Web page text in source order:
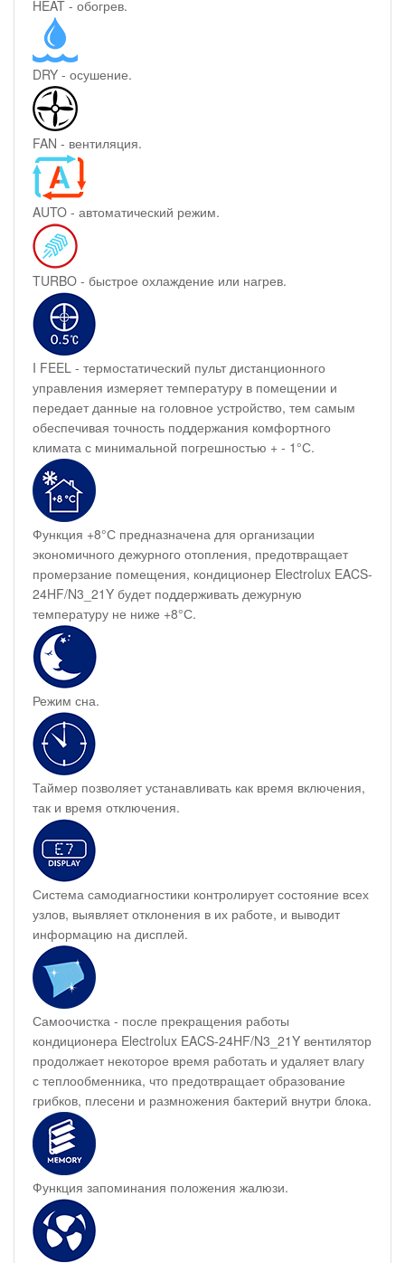
HEAT - обогрев.
DRY - осушение.
FAN - вентиляция.
AUTO - автоматический режим.
TURBO - быстрое охлаждение или нагрев.
I FEEL - термостатический пульт дистанционного
управления измеряет температуру в помещении и
передает данные на головное устройство, тем самым
обеспечивая точность поддержания комфортного
климата с минимальной погрешностью + - 1°С.
Функция +8°С предназначена для организации
экономичного дежурного отопления, предотвращает
промерзание помещения, кондиционер Electrolux EACS-
24HF/N3_21Y будет поддерживать дежурную
температуру не ниже +8°С.
Режим сна.
Таймер позволяет устанавливать как время включения,
так и время отключения.
Система самодиагностики контролирует состояние всех
узлов, выявляет отклонения в их работе, и выводит
информацию на дисплей.
Самоочистка - после прекращения работы
кондиционера Electrolux EACS-24HF/N3_21Y вентилятор
продолжает некоторое время работать и удаляет влагу
с теплообменника, что предотвращает образование
грибков, плесени и размножения бактерий внутри блока.
Функция запоминания положения жалюзи.